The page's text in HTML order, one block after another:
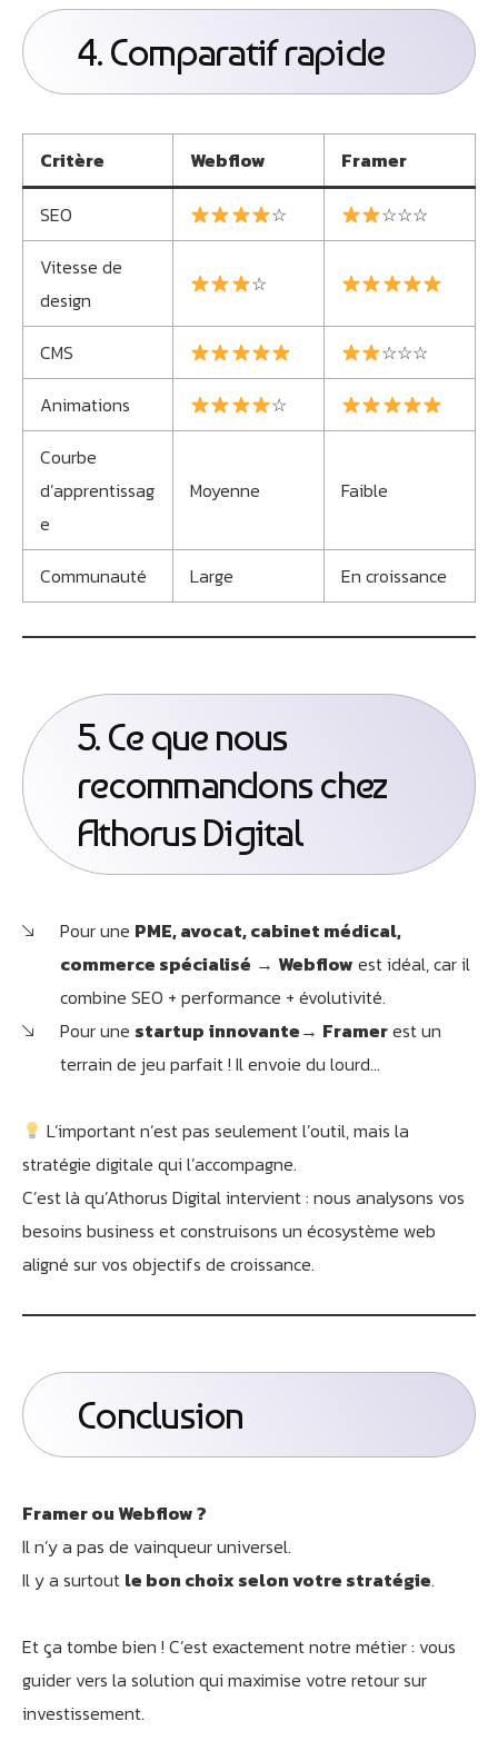
4. Comparatif rapide
Critère Webflow Framer
SEO ☆
☆☆☆
Vitesse de
design
☆
CMS
☆☆☆
Animations
☆
Courbe
d’apprentissag
e
Moyenne Faible
Communauté Large En croissance
5. Ce que nous
recommandons chez
Athorus Digital
Pour une PME, avocat, cabinet médical,
commerce spécialisé → Webflow est idéal, car il
combine SEO + performance + évolutivité.
Pour une startup innovante→ Framerest un
terrain de jeu parfait ! Il envoie du lourd…
L’important n’est pas seulement l’outil, mais la
stratégie digitale qui l’accompagne.
C’est là qu’Athorus Digital intervient : nous analysons vos
besoins business et construisons un écosystème web
aligné sur vos objectifs de croissance.
Conclusion
Framer ou Webflow ?
Il n’y a pas de vainqueur universel.
Il y a surtout le bon choix selon votre stratégie.
Et ça tombe bien ! C’est exactement notre métier : vous
guider vers la solution qui maximise votre retour sur
investissement.